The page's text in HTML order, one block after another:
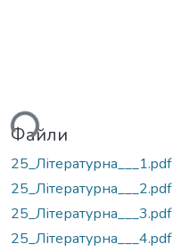
Файли
25_Літературна___1.pdf
25_Літературна___2.pdf
25_Літературна___3.pdf
25_Літературна___4.pdf